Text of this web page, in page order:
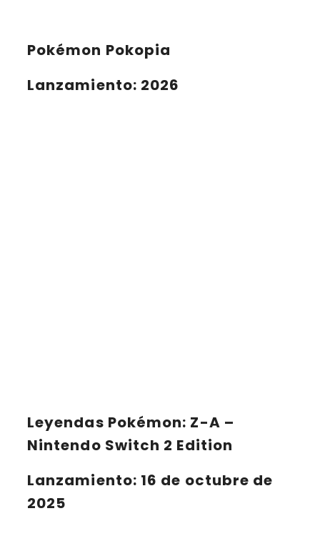
Pokémon Pokopia
Lanzamiento: 2026
Leyendas Pokémon: Z-A –
Nintendo Switch 2 Edition
Lanzamiento: 16 de octubre de
2025